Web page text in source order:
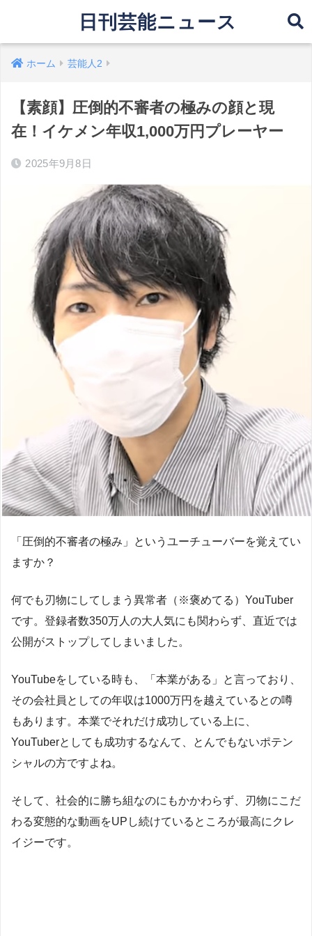
日刊芸能ニュース
ホーム 芸能人2
【素顔】圧倒的不審者の極みの顔と現
在！イケメン年収1,000万円プレーヤー
2025年9月8日
「圧倒的不審者の極み」というユーチューバーを覚えてい
ますか？
何でも刃物にしてしまう異常者（※褒めてる）YouTuber
です。登録者数350万人の大人気にも関わらず、直近では
公開がストップしてしまいました。
YouTubeをしている時も、「本業がある」と言っており、
その会社員としての年収は1000万円を越えているとの噂
もあります。本業でそれだけ成功している上に、
YouTuberとしても成功するなんて、とんでもないポテン
シャルの方ですよね。
そして、社会的に勝ち組なのにもかかわらず、刃物にこだ
わる変態的な動画をUPし続けているところが最高にクレ
イジーです。